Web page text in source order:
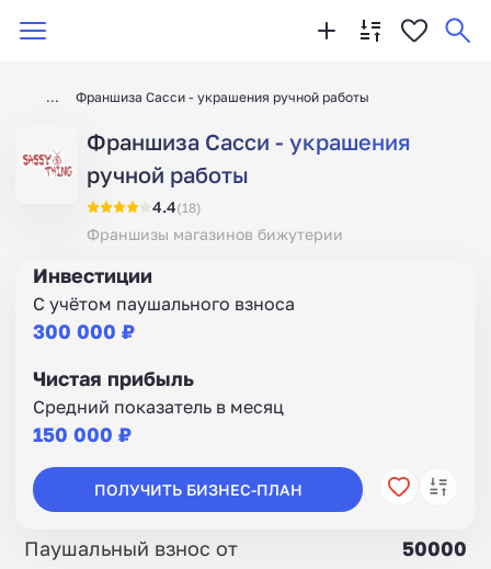
Франшиза Сасси - украшения ручной работы
Франшиза Сасси - украшения
ручной работы
4.4(18)
Франшизы магазинов бижутерии
Инвестиции
С учётом паушального взноса
300 000 ₽
Чистая прибыль
Средний показатель в месяц
150 000 ₽
ПОЛУЧИТЬ БИЗНЕС-ПЛАН
Паушальный взнос от
50000